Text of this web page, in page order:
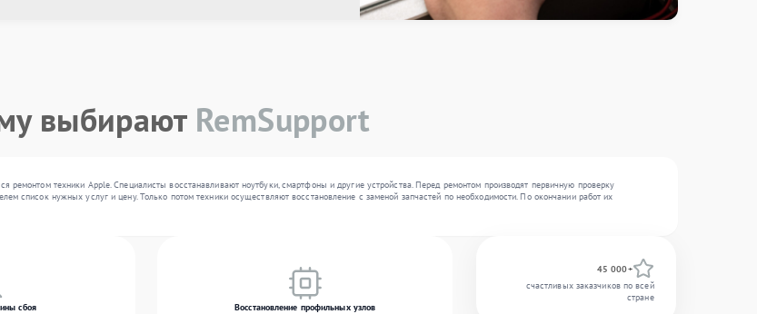
выбирают RemSupport
ремонтом техники Apple. Специалисты восстанавливают ноутбуки, смартфоны и другие устройства. Перед ремонтом производят первичную проверку
список нужных услуг и цену. Только потом техники осуществляют восстановление с заменой запчастей по необходимости. По окончании работ их
сбоя
Восстановление профильных узлов
45 000+
счастливых заказчиков по всей
стране